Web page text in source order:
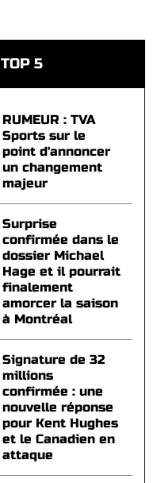
TOP 5
RUMEUR : TVA
Sports sur le
point d'annoncer
un changement
majeur
Surprise
confirmée dans le
dossier Michael
Hage et il pourrait
finalement
amorcer la saison
à Montréal
Signature de 32
millions
confirmée : une
nouvelle réponse
pour Kent Hughes
et le Canadien en
attaque